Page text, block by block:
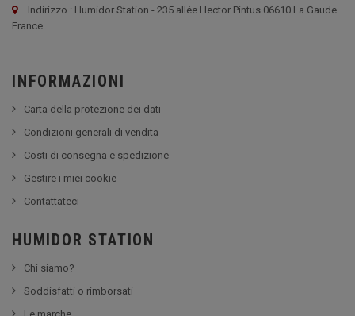
Indirizzo : Humidor Station - 235 allée Hector Pintus 06610 La Gaude
France
INFORMAZIONI
Carta della protezione dei dati
Condizioni generali di vendita
Costi di consegna e spedizione
Gestire i miei cookie
Contattateci
HUMIDOR STATION
Chi siamo?
Soddisfatti o rimborsati